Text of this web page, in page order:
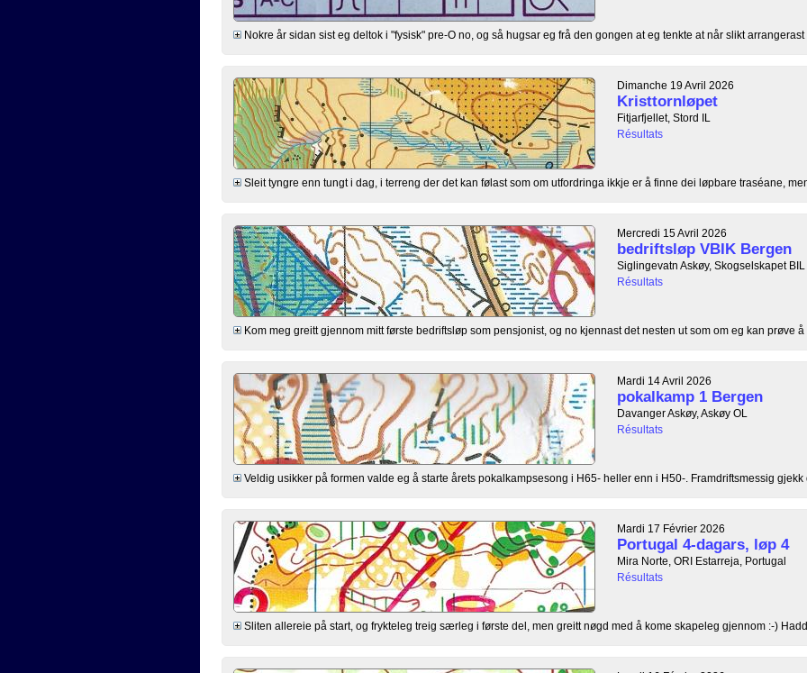
Nokre år sidan sist eg deltok i "fysisk" pre-O no, og så hugsar eg frå den gongen at eg tenkte at når slikt arrangerast
Dimanche 19 Avril 2026
Kristtornløpet
Fitjarfjellet, Stord IL
Résultats
Sleit tyngre enn tungt i dag, i terreng der det kan følast som om utfordringa ikkje er å finne dei løpbare traséane, men
Mercredi 15 Avril 2026
bedriftsløp VBIK Bergen
Siglingevatn Askøy, Skogselskapet BIL
Résultats
Kom meg greitt gjennom mitt første bedriftsløp som pensjonist, og no kjennast det nesten ut som om eg kan prøve å
Mardi 14 Avril 2026
pokalkamp 1 Bergen
Davanger Askøy, Askøy OL
Résultats
Veldig usikker på formen valde eg å starte årets pokalkampsesong i H65- heller enn i H50-. Framdriftsmessig gjekk
Mardi 17 Février 2026
Portugal 4-dagars, løp 4
Mira Norte, ORI Estarreja, Portugal
Résultats
Sliten allereie på start, og frykteleg treig særleg i første del, men greitt nøgd med å kome skapeleg gjennom :-)